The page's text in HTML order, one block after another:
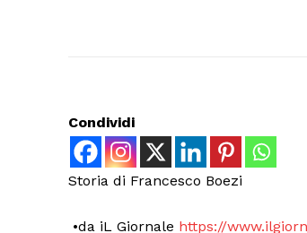
Condividi
Storia di Francesco Boezi
•da iL Giornale https://